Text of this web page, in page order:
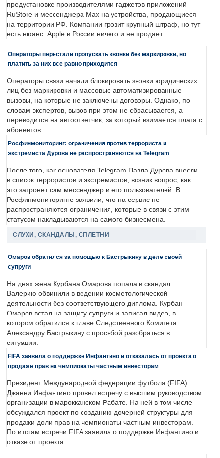
предустановке производителями гаджетов приложений
RuStore и мессенджера Max на устройства, продающиеся
на территории РФ. Компании грозит крупный штраф, но тут
есть нюанс: Apple в России ничего и не продает.
Операторы перестали пропускать звонки без маркировки, но
платить за них все равно приходится
Операторы связи начали блокировать звонки юридических
лиц без маркировки и массовые автоматизированные
вызовы, на которые не заключены договоры. Однако, по
словам экспертов, вызов при этом не сбрасывается, а
переводится на автоответчик, за который взимается плата с
абонентов.
Росфинмониторинг: ограничения против террориста и
экстремиста Дурова не распространяются на Telegram
После того, как основателя Telegram Павла Дурова внесли
в список террористов и экстремистов, возник вопрос, как
это затронет сам мессенджер и его пользователей. В
Росфинмониторинге заявили, что на сервис не
распространяются ограничения, которые в связи с этим
статусом накладываются на самого бизнесмена.
СЛУХИ, СКАНДАЛЫ, СПЛЕТНИ
Омаров обратился за помощью к Бастрыкину в деле своей
супруги
На днях жена Курбана Омарова попала в скандал.
Валерию обвинили в ведении косметологической
деятельности без соответствующего диплома. Курбан
Омаров встал на защиту супруги и записал видео, в
котором обратился к главе Следственного Комитета
Александру Бастрыкину с просьбой разобраться в
ситуации.
FIFA заявила о поддержке Инфантино и отказалась от проекта о
продаже прав на чемпионаты частным инвесторам
Президент Международной федерации футбола (FIFA)
Джанни Инфантино провел встречу с высшим руководством
организации в марокканском Рабате. На ней в том числе
обсуждался проект по созданию дочерней структуры для
продажи доли прав на чемпионаты частным инвесторам.
По итогам встречи FIFA заявила о поддержке Инфантино и
отказе от проекта.